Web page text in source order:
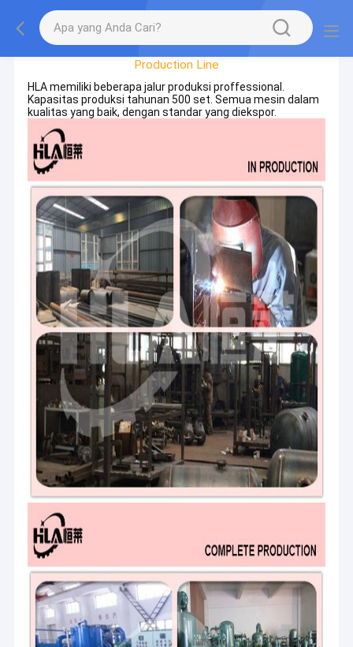
Factory Tour
Production Line
HLA memiliki beberapa jalur produksi proffessional.
Kapasitas produksi tahunan 500 set. Semua mesin dalam
kualitas yang baik, dengan standar yang diekspor.